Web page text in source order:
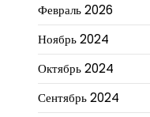
Февраль 2026
Ноябрь 2024
Октябрь 2024
Сентябрь 2024